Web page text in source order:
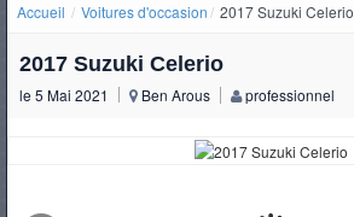
Accueil Voitures d'occasion 2017 Suzuki Celerio
2017 Suzuki Celerio
le 5 Mai 2021 Ben Arous professionnel
D'OCCASION